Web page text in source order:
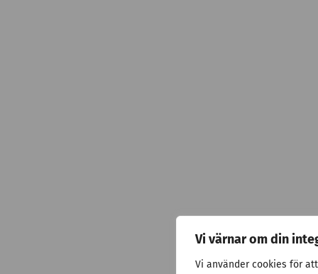
Vi värnar om din
Vi använder cookies för